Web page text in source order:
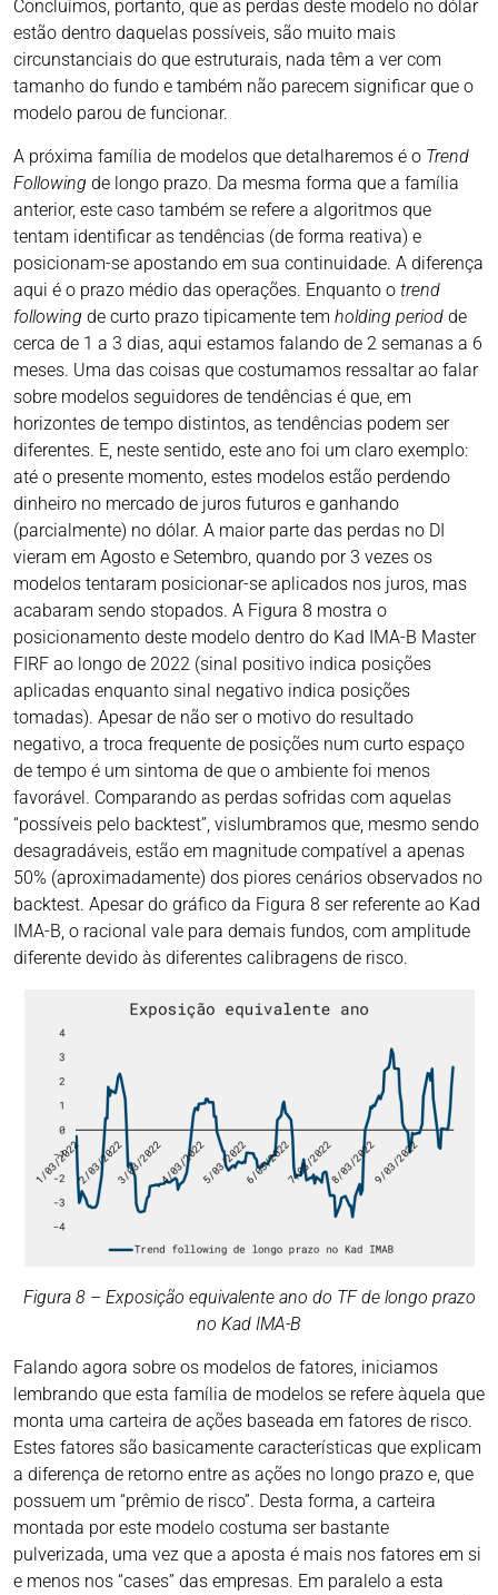
Concluímos, portanto, que as perdas deste modelo no dólar
estão dentro daquelas possíveis, são muito mais
circunstanciais do que estruturais, nada têm a ver com
tamanho do fundo e também não parecem significar que o
modelo parou de funcionar.
A próxima família de modelos que detalharemos é o Trend
Following de longo prazo. Da mesma forma que a família
anterior, este caso também se refere a algoritmos que
tentam identificar as tendências (de forma reativa) e
posicionam-se apostando em sua continuidade. A diferença
aqui é o prazo médio das operações. Enquanto o trend
following de curto prazo tipicamente tem holding period de
cerca de 1 a 3 dias, aqui estamos falando de 2 semanas a 6
meses. Uma das coisas que costumamos ressaltar ao falar
sobre modelos seguidores de tendências é que, em
horizontes de tempo distintos, as tendências podem ser
diferentes. E, neste sentido, este ano foi um claro exemplo:
até o presente momento, estes modelos estão perdendo
dinheiro no mercado de juros futuros e ganhando
(parcialmente) no dólar. A maior parte das perdas no DI
vieram em Agosto e Setembro, quando por 3 vezes os
modelos tentaram posicionar-se aplicados nos juros, mas
acabaram sendo stopados. A Figura 8 mostra o
posicionamento deste modelo dentro do Kad IMA-B Master
FIRF ao longo de 2022 (sinal positivo indica posições
aplicadas enquanto sinal negativo indica posições
tomadas). Apesar de não ser o motivo do resultado
negativo, a troca frequente de posições num curto espaço
de tempo é um sintoma de que o ambiente foi menos
favorável. Comparando as perdas sofridas com aquelas
“possíveis pelo backtest”, vislumbramos que, mesmo sendo
desagradáveis, estão em magnitude compatível a apenas
50% (aproximadamente) dos piores cenários observados no
backtest. Apesar do gráfico da Figura 8 ser referente ao Kad
IMA-B, o racional vale para demais fundos, com amplitude
diferente devido às diferentes calibragens de risco.
Figura 8 – Exposição equivalente ano do TF de longo prazo
no Kad IMA-B
Falando agora sobre os modelos de fatores, iniciamos
lembrando que esta família de modelos se refere àquela que
monta uma carteira de ações baseada em fatores de risco.
Estes fatores são basicamente características que explicam
a diferença de retorno entre as ações no longo prazo e, que
possuem um “prêmio de risco”. Desta forma, a carteira
montada por este modelo costuma ser bastante
pulverizada, uma vez que a aposta é mais nos fatores em si
e menos nos “cases” das empresas. Em paralelo a esta